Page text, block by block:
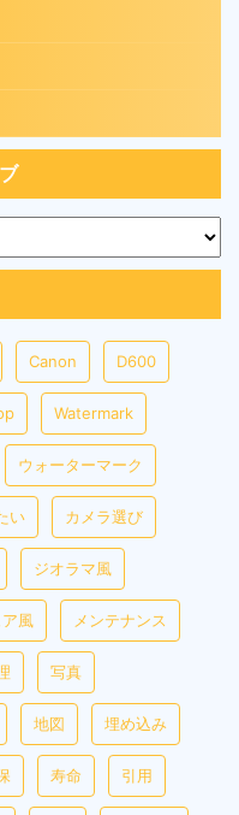
Canon D600
Watermark
ウォーターマーク
い カメラ選び
ジオラマ風
ア風 メンテナンス
写真
地図 埋め込み
寿命 引用